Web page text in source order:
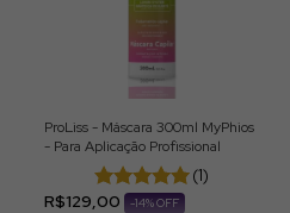
ProLiss - Máscara 300ml MyPhios
- Para Aplicação Profissional
(1)
R$129,00 -14% OFF